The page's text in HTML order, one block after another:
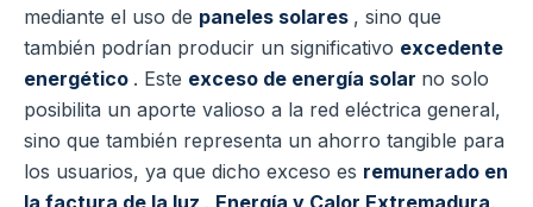
mediante el uso de paneles solares , sino que
también podrían producir un significativo excedente
energético . Este exceso de energía solar no solo
posibilita un aporte valioso a la red eléctrica general,
sino que también representa un ahorro tangible para
los usuarios, ya que dicho exceso es remunerado en
la factura de la luz . Energía y Calor Extremadura,